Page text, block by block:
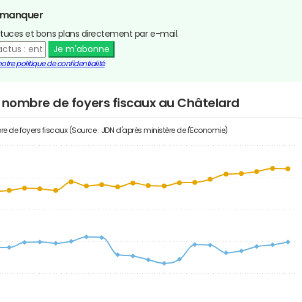
et bons plans directement par e-mail.
Je m'abonne
politique de confidentialité
nombre de foyers fiscaux au Châtelard
de foyers fiscaux (Source : JDN d'après ministère de l'Economie)